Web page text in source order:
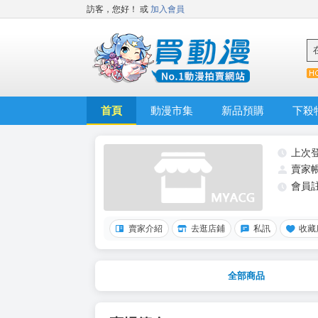
訪客，您好！ 或 加入會員
首頁 動漫市集 新品預購 下殺
上次
賣家
會員
賣家介紹 去逛店鋪 私訊 收藏
全部商品